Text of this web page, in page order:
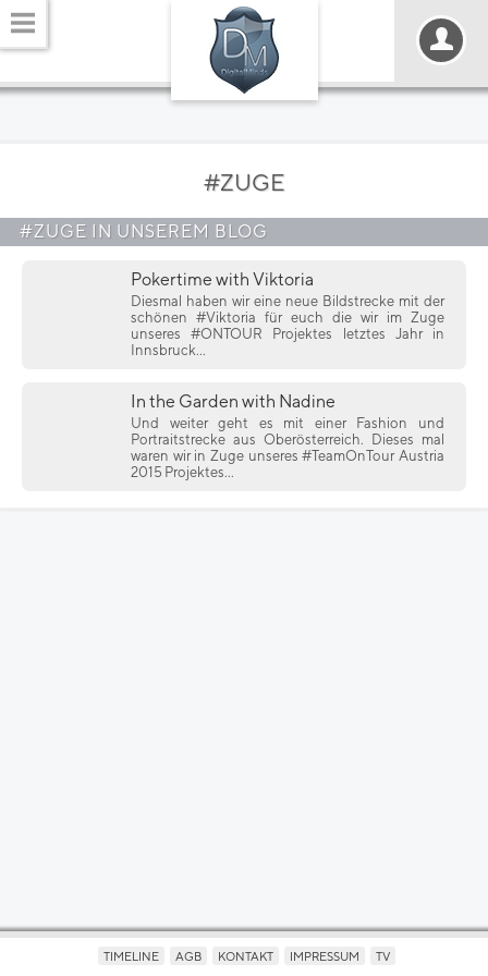
#ZUGE
#ZUGE IN UNSEREM BLOG
Pokertime with Viktoria
Diesmal haben wir eine neue Bildstrecke mit der
schönen #Viktoria für euch die wir im Zuge
unseres #ONTOUR Projektes letztes Jahr in
Innsbruck...
In the Garden with Nadine
Und weiter geht es mit einer Fashion und
Portraitstrecke aus Oberösterreich. Dieses mal
waren wir in Zuge unseres #TeamOnTour Austria
2015 Projektes...
TIMELINE AGB KONTAKT IMPRESSUM TV